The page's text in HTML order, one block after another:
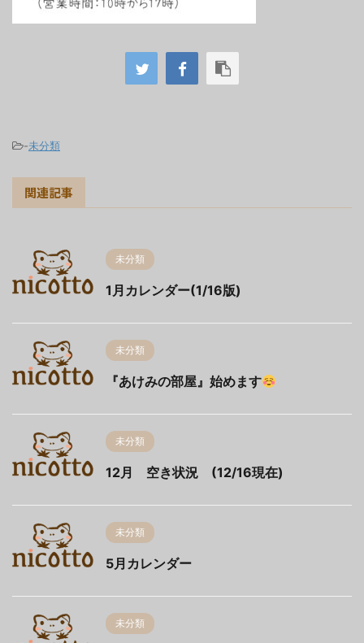
-未分類
関連記事
未分類
1月カレンダー(1/16版)
未分類
『あけみの部屋』始めます
未分類
12月 空き状況 (12/16現在)
未分類
5月カレンダー
未分類